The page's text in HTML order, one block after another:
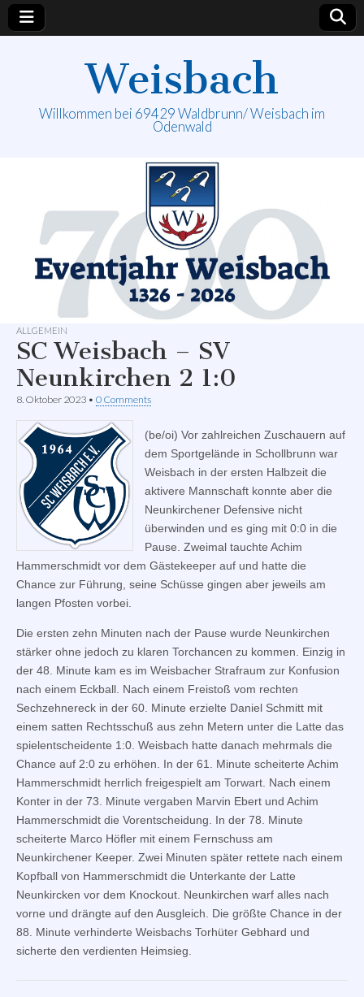
Weisbach
Willkommen bei 69429 Waldbrunn/ Weisbach im
Odenwald
ALLGEMEIN
SC Weisbach – SV
Neunkirchen 2 1:0
8. Oktober 2023 • 0 Comments
(be/oi) Vor zahlreichen Zuschauern auf
dem Sportgelände in Schollbrunn war
Weisbach in der ersten Halbzeit die
aktivere Mannschaft konnte aber die
Neunkirchener Defensive nicht
überwinden und es ging mit 0:0 in die
Pause. Zweimal tauchte Achim
Hammerschmidt vor dem Gästekeeper auf und hatte die
Chance zur Führung, seine Schüsse gingen aber jeweils am
langen Pfosten vorbei.
Die ersten zehn Minuten nach der Pause wurde Neunkirchen
stärker ohne jedoch zu klaren Torchancen zu kommen. Einzig in
der 48. Minute kam es im Weisbacher Strafraum zur Konfusion
nach einem Eckball. Nach einem Freistoß vom rechten
Sechzehnereck in der 60. Minute erzielte Daniel Schmitt mit
einem satten Rechtsschuß aus zehn Metern unter die Latte das
spielentscheidente 1:0. Weisbach hatte danach mehrmals die
Chance auf 2:0 zu erhöhen. In der 61. Minute scheiterte Achim
Hammerschmidt herrlich freigespielt am Torwart. Nach einem
Konter in der 73. Minute vergaben Marvin Ebert und Achim
Hammerschmidt die Vorentscheidung. In der 78. Minute
scheiterte Marco Höfler mit einem Fernschuss am
Neunkirchener Keeper. Zwei Minuten später rettete nach einem
Kopfball von Hammerschmidt die Unterkante der Latte
Neunkircken vor dem Knockout. Neunkirchen warf alles nach
vorne und drängte auf den Ausgleich. Die größte Chance in der
88. Minute verhinderte Weisbachs Torhüter Gebhard und
sicherte den verdienten Heimsieg.